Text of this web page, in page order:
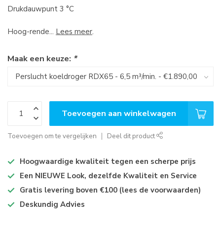
Drukdauwpunt 3 °C
Hoog-rende... Lees meer.
Maak een keuze: *
Toevoegen aan winkelwagen
Toevoegen om te vergelijken Deel dit product
Hoogwaardige kwaliteit tegen een scherpe prijs
Een NIEUWE Look, dezelfde Kwaliteit en Service
Gratis levering boven €100 (lees de voorwaarden)
Deskundig Advies